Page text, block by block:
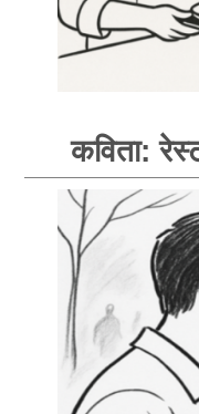
कविता: